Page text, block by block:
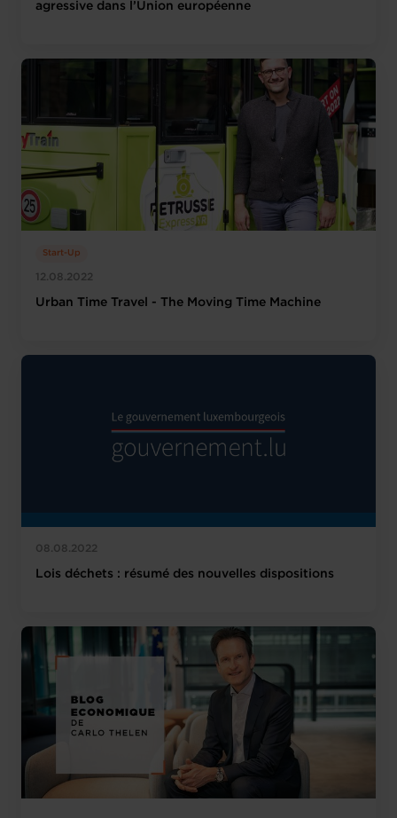
agressive dans l’Union européenne
12.08.2022
Start-Up
Urban Time Travel - The Moving Time Machine
08.08.2022
Lois déchets : résumé des nouvelles dispositions